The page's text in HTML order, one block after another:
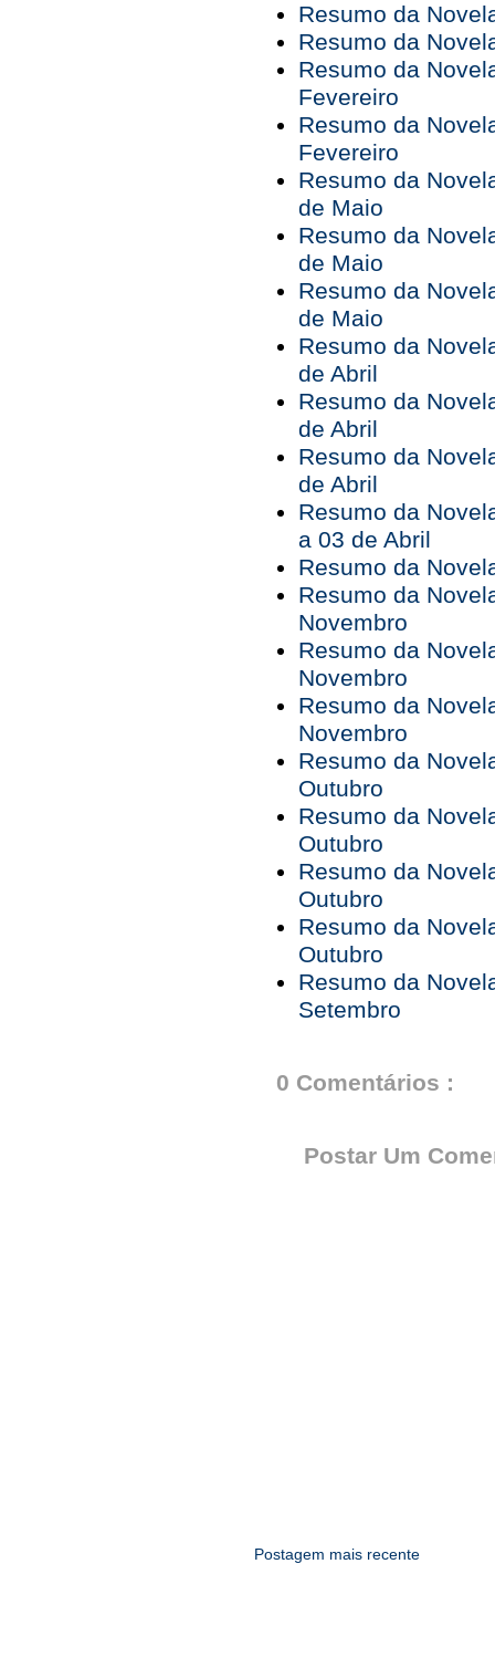
Resumo da
Resumo da
Resumo da
Fevereiro
Resumo da
Fevereiro
Resumo da
de Maio
Resumo da
de Maio
Resumo da
de Maio
Resumo da
de Abril
Resumo da
de Abril
Resumo da
de Abril
Resumo da
a 03 de Abril
Resumo da
Resumo da
Novembro
Resumo da
Novembro
Resumo da
Novembro
Resumo da
Outubro
Resumo da
Outubro
Resumo da
Outubro
Resumo da
Outubro
Resumo da
Setembro
0 Comentários :
Postar Um
Postagem mais recente